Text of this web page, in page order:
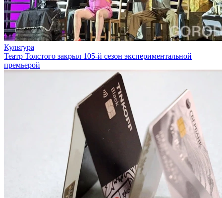
Культура
Театр Толстого закрыл 105-й сезон экспериментальной
премьерой